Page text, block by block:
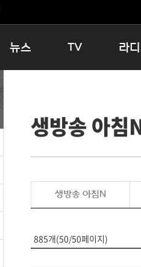
뉴스
보은
옥천
TV
인생내컷
테마기행 길
시청자 FLEX
특집프로그램
라
16:00
우리 고
생방송 아침
생방송 아침N
885개(50/50페이지)